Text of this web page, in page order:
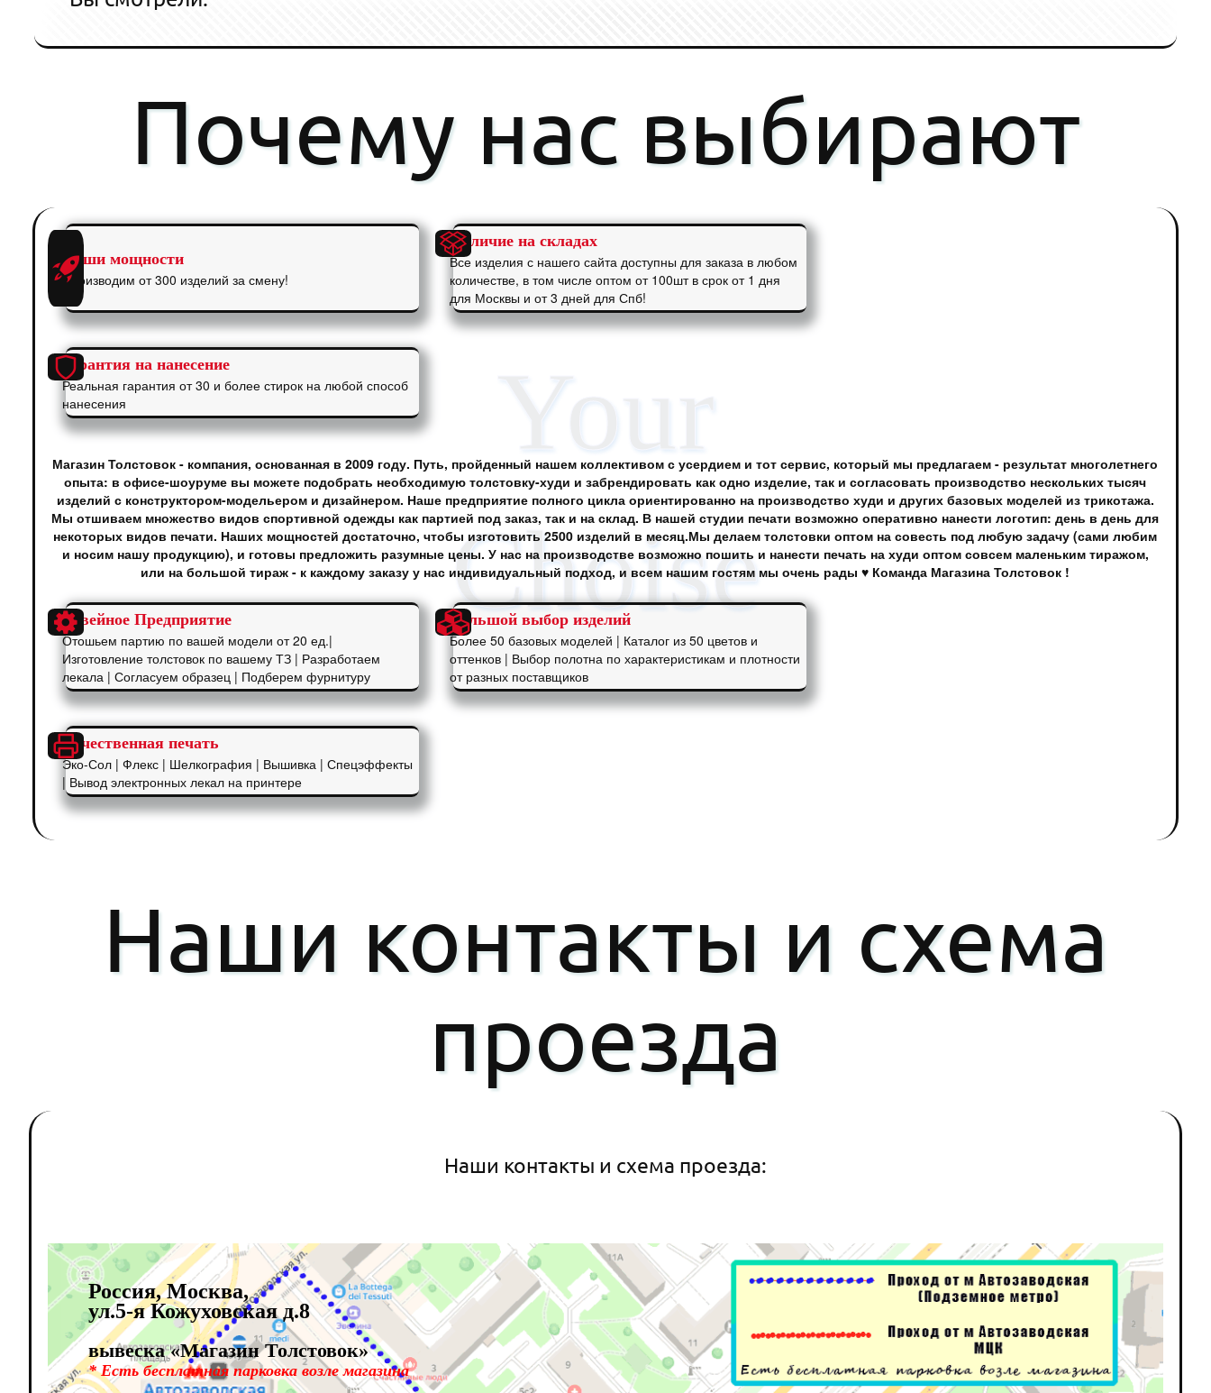
Почему нас выбирают
Наши мощности
Производим от 300 изделий за смену!
Наличие на складах
Все изделия с нашего сайта доступны для заказа в любом
количестве, в том числе оптом от 100шт в срок от 1 дня
для Москвы и от 3 дней для Спб!
Гарантия на нанесение
Реальная гарантия от 30 и более стирок на любой способ
нанесения
Магазин Толстовок - компания, основанная в 2009 году. Путь, пройденный нашем коллективом с усердием и тот сервис, который мы предлагаем - результат многолетнего
опыта: в офисе-шоуруме вы можете подобрать необходимую толстовку-худи и забрендировать как одно изделие, так и согласовать производство нескольких тысяч
изделий с конструктором-модельером и дизайнером. Наше предприятие полного цикла ориентированно на производство худи и других базовых моделей из трикотажа.
Мы отшиваем множество видов спортивной одежды как партией под заказ, так и на склад. В нашей студии печати возможно оперативно нанести логотип: день в день для
некоторых видов печати. Наших мощностей достаточно, чтобы изготовить 2500 изделий в месяц.Мы делаем толстовки оптом на совесть под любую задачу (сами любим
и носим нашу продукцию), и готовы предложить разумные цены. У нас на производстве возможно пошить и нанести печать на худи оптом совсем маленьким тиражом,
или на большой тираж - к каждому заказу у нас индивидуальный подход, и всем нашим гостям мы очень рады ♥ Команда Магазина Толстовок !
Швейное Предприятие
Отошьем партию по вашей модели от 20 ед.|
Изготовление толстовок по вашему ТЗ | Разработаем
лекала | Согласуем образец | Подберем фурнитуру
Большой выбор изделий
Более 50 базовых моделей | Каталог из 50 цветов и
оттенков | Выбор полотна по характеристикам и плотности
от разных поставщиков
Качественная печать
Эко-Сол | Флекс | Шелкография | Вышивка | Спецэффекты
| Вывод электронных лекал на принтере
Наши контакты и схема
проезда
Наши контакты и схема проезда:
Россия,Москва,
ул.5-я Кожуховская д.8
вывеска«Магазин Толстовок»
* Есть бесплатная парковка возле магазина